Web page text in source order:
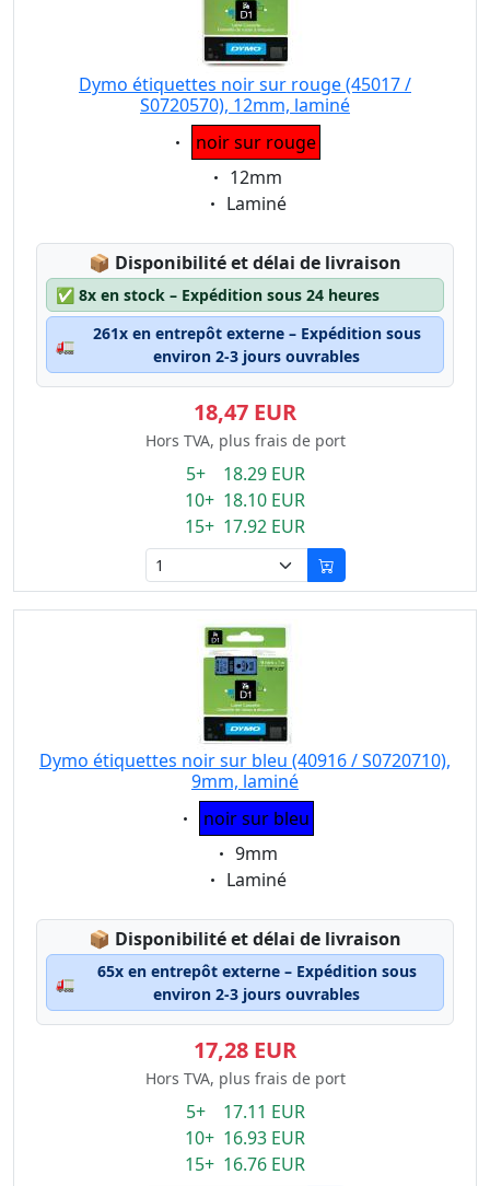
Dymo étiquettes noir sur rouge (45017 /
S0720570), 12mm, laminé
Eigenschaft:
noir sur rouge
Eigenschaft:
12mm
Eigenschaft:
Laminé
📦 Lagerstatus:
Disponibilité et délai de livraison
✅ 8x en stock – Expédition sous 24 heures
🚛
261x en entrepôt externe – Expédition sous
environ 2-3 jours ouvrables
18,47 EUR
Hors TVA, plus frais de port
5+ 18.29 EUR
10+ 18.10 EUR
15+ 17.92 EUR
Dymo étiquettes noir sur bleu (40916 / S0720710),
9mm, laminé
Eigenschaft:
noir sur bleu
Eigenschaft:
9mm
Eigenschaft:
Laminé
📦 Lagerstatus:
Disponibilité et délai de livraison
🚛
65x en entrepôt externe – Expédition sous
environ 2-3 jours ouvrables
17,28 EUR
Hors TVA, plus frais de port
5+ 17.11 EUR
10+ 16.93 EUR
15+ 16.76 EUR